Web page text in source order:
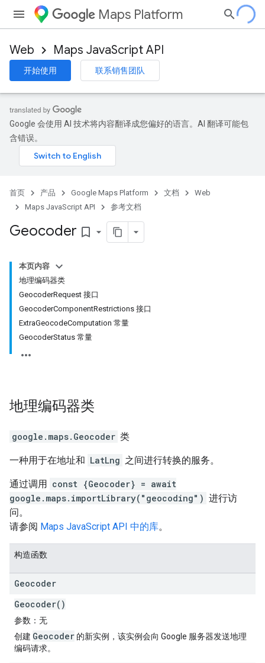
Maps Platform
Web Maps JavaScript API
开始使用 联系销售团队
Google 会使用 AI 技术将内容翻译成您偏好的语言。AI 翻译可能包
含错误。
首页 产品 Google Maps Platform 文档
Web
Maps JavaScript API
参考文档
Geocoder bookmark_border
本页内容
地理编码器类
GeocoderRequest 接口
GeocoderComponentRestrictions 接口
ExtraGeocodeComputation 常量
GeocoderStatus 常量
地理编码器类
google.maps. Geocoder 类
一种用于在地址和 LatLng 之间进行转换的服务。
通过调用 const {Geocoder} = await
google.maps.importLibrary("geocoding") 进行访
问。
请参阅 Maps JavaScript API 中的库。
构造函数
Geocoder
Geocoder()
参数 ：无
创建 Geocoder 的新实例，该实例会向 Google 服务器发送地理
编码请求。